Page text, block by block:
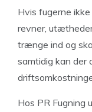
Hvis fugerne
revner,
trænge ind og
samtidig kan der
Hos PR Fugning